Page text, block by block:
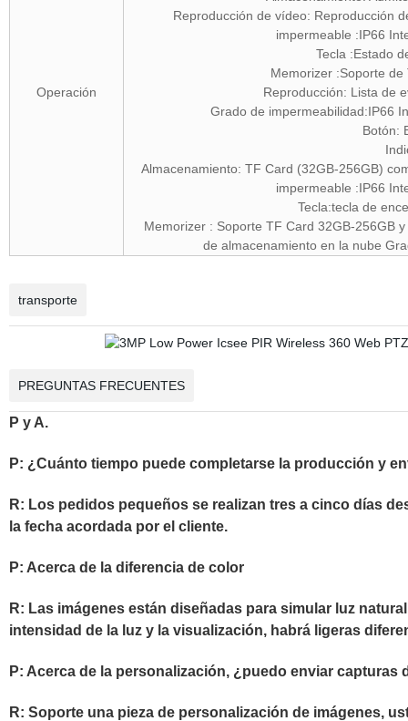
Operación
Reproducción de vídeo: Reproducción
impermeable :IP66
Tecla :Estado
Memorizer :Soporte
Reproducción: Lista de
Grado de impermeabilidad:IP66
Botón:
Almacenamiento: TF Card (32GB-256GB)
impermeable :IP66
Tecla:tecla de
Memorizer : Soporte TF Card 32GB-256GB
de almacenamiento en la nube
transporte
PREGUNTAS FRECUENTES
P y A.
P: ¿Cuánto tiempo puede completarse la producción y
R: Los pedidos pequeños se realizan tres a cinco días
la fecha acordada por el cliente.
P: Acerca de la diferencia de color
R: Las imágenes están diseñadas para simular luz
intensidad de la luz y la visualización, habrá ligeras
P: Acerca de la personalización, ¿puedo enviar capturas
R: Soporte una pieza de personalización de imágenes,